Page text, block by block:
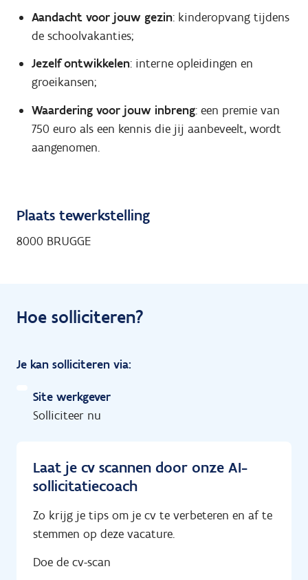
Aandacht voor jouw gezin: kinderopvang tijdens
de schoolvakanties;
Jezelf ontwikkelen: interne opleidingen en
groeikansen;
Waardering voor jouw inbreng: een premie van
750 euro als een kennis die jij aanbeveelt, wordt
aangenomen.
Plaats tewerkstelling
8000 BRUGGE
Hoe solliciteren?
Je kan solliciteren via:
Site werkgever
Solliciteer nu
Laat je cv scannen door onze AI-
sollicitatiecoach
Zo krijg je tips om je cv te verbeteren en af te
stemmen op deze vacature.
Doe de cv-scan